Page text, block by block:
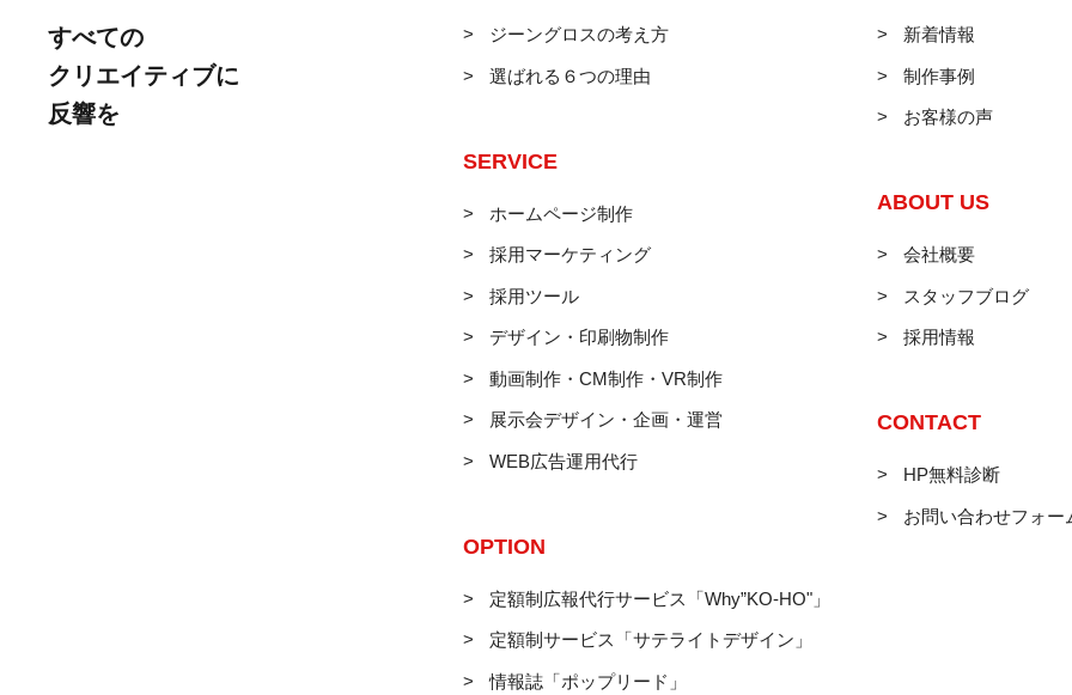
すべての
クリエイティブに
反響を
ジーングロスの考え方
選ばれる６つの理由
SERVICE
ホームページ制作
採用マーケティング
採用ツール
デザイン・印刷物制作
動画制作・CM制作・VR制作
展示会デザイン・企画・運営
WEB広告運用代行
OPTION
定額制広報代行サービス「Why”KO-HO"」
定額制サービス「サテライトデザイン」
情報誌「ポップリード」
新着情報
制作事例
お客様の声
ABOUT US
会社概要
スタッフブログ
採用情報
CONTACT
HP無料診断
お問い合わせフォー